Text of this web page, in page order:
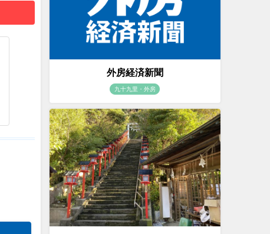
外房経済新聞
九十九里・外房